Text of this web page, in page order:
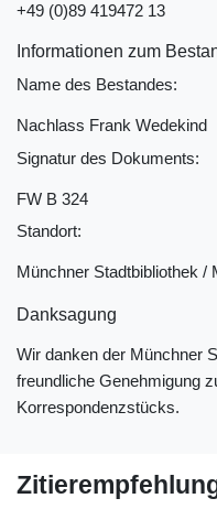
+49 (0)89 419472 13
Informationen zum
Name des Bestandes:
Nachlass Frank Wedekind
Signatur des Dokuments:
FW B 324
Standort:
Münchner Stadtbibliothek /
Danksagung
Wir danken der Münchner
freundliche Genehmigung
Korrespondenzstücks.